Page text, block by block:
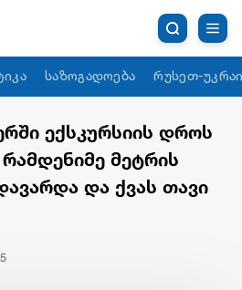
საზოგადოება რუსეთ-
ექსკურსიის დროს
მეტრის
და ქვას თავი